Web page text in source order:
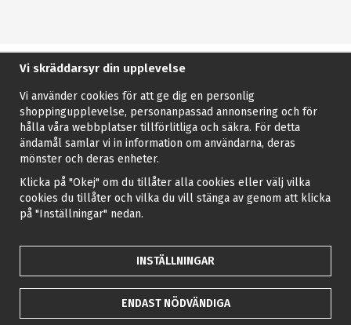
Vi skräddarsyr din upplevelse
Vi använder cookies för att ge dig en personlig
shoppingupplevelse, personanpassad annonsering och för
hålla våra webbplatser tillförlitliga och säkra. För detta
ändamål samlar vi in information om användarna, deras
mönster och deras enheter.
Klicka på "Okej" om du tillåter alla cookies eller välj vilka
cookies du tillåter och vilka du vill stänga av genom att klicka
på "Inställningar" nedan.
INSTÄLLNINGAR
ENDAST NÖDVÄNDIGA